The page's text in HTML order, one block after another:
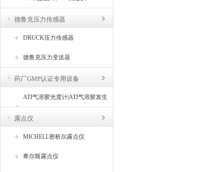
德鲁克压力传感器
DRUCK压力传感器
德鲁克压力变送器
药厂GMP认证专用设备
ATI气溶胶光度计|ATI气溶胶发生
器
露点仪
MICHELL密析尔露点仪
希尔斯露点仪